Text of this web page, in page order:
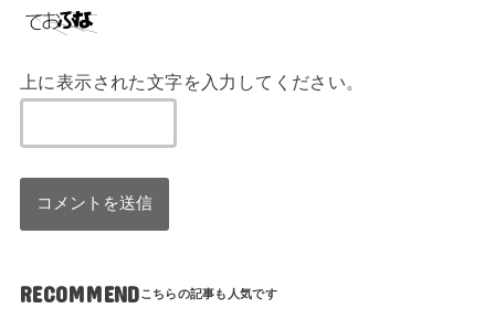
上に表示された文字を入力してください。
RECOMMEND